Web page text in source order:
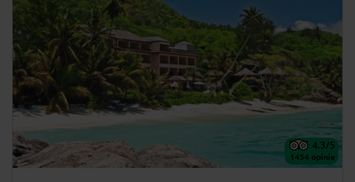
4.3/5
1454 opinie